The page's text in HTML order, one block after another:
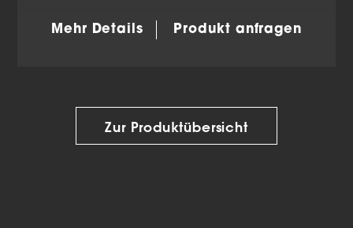
Mehr Details Produkt anfragen
Zur Produktübersicht